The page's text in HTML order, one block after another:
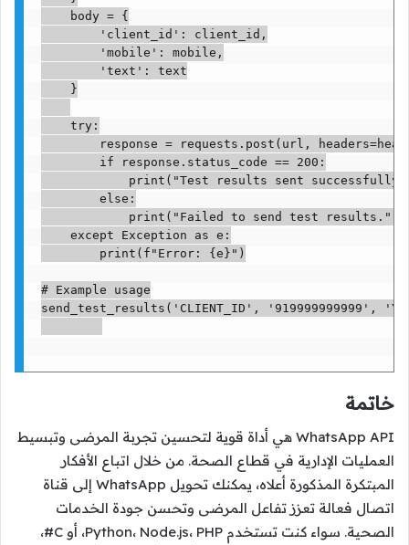
    body = {
        'client_id': client_id,
        'mobile': mobile,
        'text': text
    }
    try:
response = requests.post(url,
        if response.status_code == 200:
print("Test results sent
        else:
            print("Failed to send test results.")
    except Exception as e:
        print(f"Error: {e}")
# Example usage
send_test_results('CLIENT_ID', '919999999999',
خاتمة
WhatsApp API هي أداة قوية لتحسين تجربة المرضى وتبسيط
العمليات الإدارية في قطاع الصحة. من خلال اتباع الأفكار
المبتكرة المذكورة أعلاه، يمكنك تحويل WhatsApp إلى قناة
اتصال فعالة تعزز تفاعل المرضى وتحسن جودة الخدمات
الصحية. سواء كنت تستخدم Python، Node.js، PHP، أو C#،